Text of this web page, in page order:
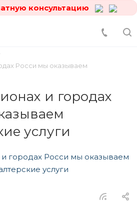
консультацию
Росси мы оказываем
и городах
услуги